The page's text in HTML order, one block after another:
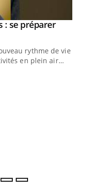
: se préparer
rythme de vie !
en plein air…